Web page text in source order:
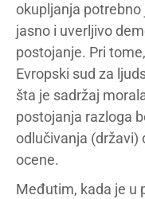
okupljanja potrebno
jasno i uverljivo
postojanje. Pri
Evropski sud za
šta je sadržaj
postojanja razloga
odlučivanja (državi)
ocene.
Međutim, kada je u